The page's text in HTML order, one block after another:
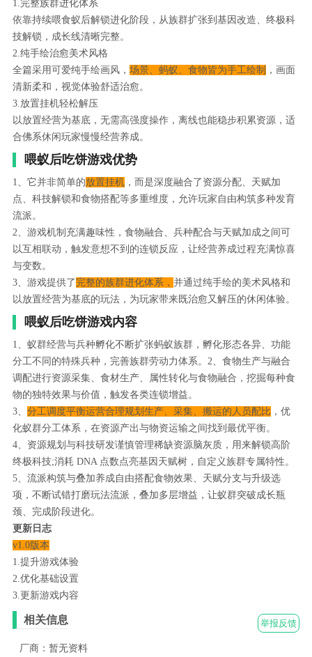
1.完整族群进化体系
依靠持续喂食蚁后解锁进化阶段，从族群扩张到基因改造、终极科
技解锁，成长线清晰完整。
2.纯手绘治愈美术风格
全篇采用可爱纯手绘画风， 场景、蚂蚁、食物皆为手工绘制 ，画面
清新柔和，视觉体验舒适治愈。
3.放置挂机轻松解压
以放置经营为基底，无需高强度操作，离线也能稳步积累资源，适
合佛系休闲玩家慢慢经营养成。
喂蚁后吃饼游戏优势
1、它并非简单的放置挂机，而是深度融合了资源分配、天赋加
点、科技解锁和食物搭配等多重维度，允许玩家自由构筑多种发育
流派。
2、游戏机制充满趣味性，食物融合、兵种配合与天赋加成之间可
以互相联动，触发意想不到的连锁反应，让经营养成过程充满惊喜
与变数。
3、游戏提供了 完整的族群进化体系， 并通过纯手绘的美术风格和
以放置经营为基底的玩法，为玩家带来既治愈又解压的休闲体验。
喂蚁后吃饼游戏内容
1、蚁群经营与兵种孵化不断扩张蚂蚁族群，孵化形态各异、功能
分工不同的特殊兵种，完善族群劳动力体系。2、食物生产与融合
调配进行资源采集、食材生产、属性转化与食物融合，挖掘每种食
物的独特效果与价值，触发各类连锁增益。
3、 分工调度平衡运营合理规划生产、采集、搬运的人员配比 ，优
化蚁群分工体系，在资源产出与物资运输之间找到最优平衡。
4、资源规划与科技研发谨慎管理稀缺资源脑灰质，用来解锁高阶
终极科技;消耗 DNA 点数点亮基因天赋树，自定义族群专属特性。
5、流派构筑与叠加养成自由搭配食物效果、天赋分支与升级选
项，不断试错打磨玩法流派，叠加多层增益，让蚁群突破成长瓶
颈、完成阶段进化。
更新日志
v1.0版本
1.提升游戏体验
2.优化基础设置
3.更新游戏内容
举报反馈
相关信息
厂商：暂无资料